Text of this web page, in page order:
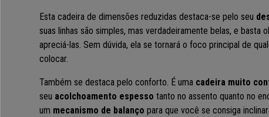
Esta cadeira de dimensões reduzidas destaca-se pelo seu
suas linhas são simples, mas verdadeiramente belas, e basta
apreciá-las. Sem dúvida, ela se tornará o foco principal de
colocar.
Também se destaca pelo conforto. É uma cadeira muito
seu acolchoamento espesso tanto no assento quanto no
um mecanismo de balanço para que você se consiga